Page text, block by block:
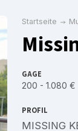
Startseite
GAGE
200 - 1.080 €
PROFIL
MISSING